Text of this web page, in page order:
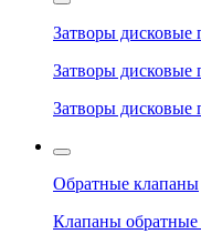
Затворы дисковые
Затворы дисковые
Затворы
Обратные клапаны
Клапаны